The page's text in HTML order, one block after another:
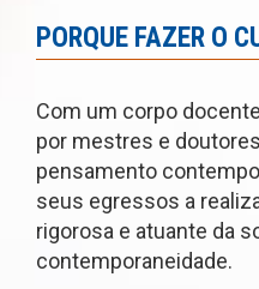
PORQUE FAZER O
Com um corpo
por mestres e
pensamento
seus egressos a
rigorosa e atuante da
contemporaneidade.